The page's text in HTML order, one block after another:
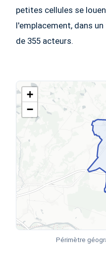
petites cellules se
l'emplacement, dans
de 355 acteurs.
+
−
Périmètre